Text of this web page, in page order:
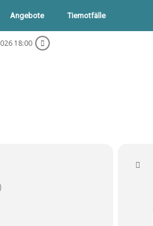
Angebote Tiernotfälle
18:00